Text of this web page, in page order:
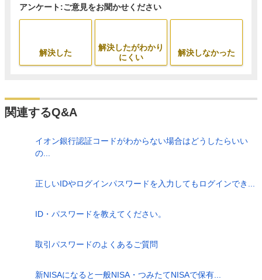
アンケート:ご意見をお聞かせください
解決した
解決したがわかり
にくい
解決しなかった
関連するQ&A
イオン銀行認証コードがわからない場合はどうしたらいい
の...
正しいIDやログインパスワードを入力してもログインでき...
ID・パスワードを教えてください。
取引パスワードのよくあるご質問
新NISAになると一般NISA・つみたてNISAで保有...